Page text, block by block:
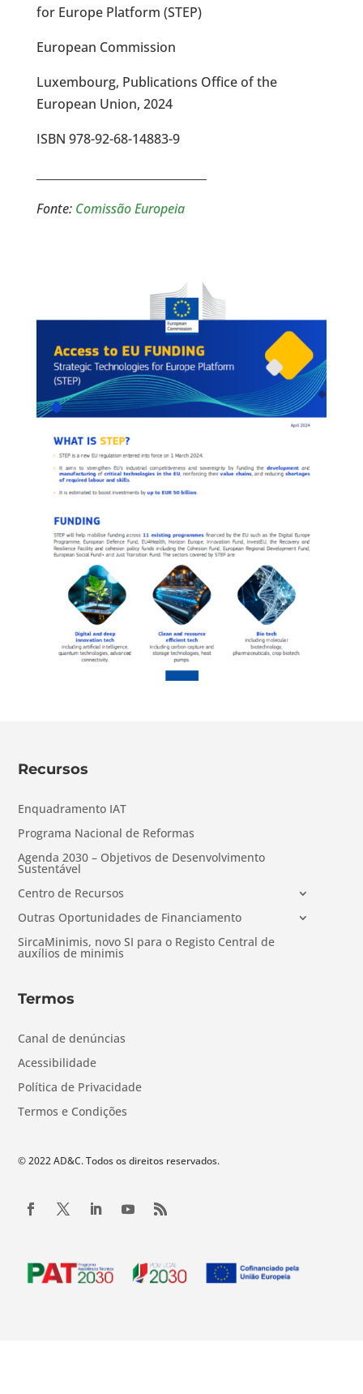
for Europe Platform (STEP)
European Commission
Luxembourg, Publications Office of the
European Union, 2024
ISBN 978-92-68-14883-9
Fonte: Comissão Europeia
Recursos
Enquadramento IAT
Programa Nacional de Reformas
Agenda 2030 – Objetivos de Desenvolvimento
Sustentável
Centro de Recursos
Outras Oportunidades de Financiamento
SircaMinimis, novo SI para o Registo Central de
auxílios de minimis
Termos
Canal de denúncias
Acessibilidade
Política de Privacidade
Termos e Condições
© 2022 AD&C. Todos os direitos reservados.